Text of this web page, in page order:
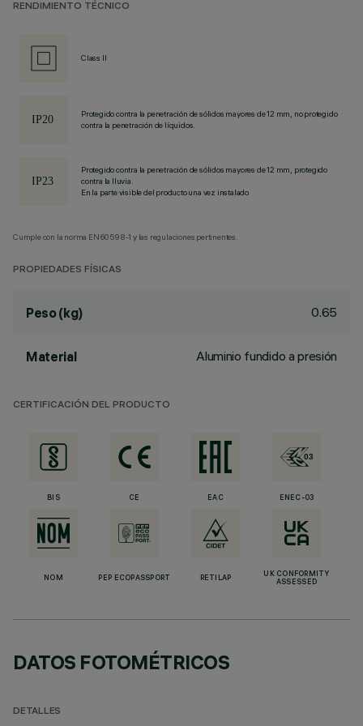
RENDIMIENTO TÉCNICO
Class II
Protegido contra la penetración de sólidos mayores de 12 mm, no protegido
contra la penetración de líquidos.
Protegido contra la penetración de sólidos mayores de 12 mm, protegido
contra la lluvia.
En la parte visible del producto una vez instalado
Cumple con la norma EN60598-1 y las regulaciones pertinentes.
PROPIEDADES FÍSICAS
Peso (kg) 0.65
Material Aluminio fundido a presión
CERTIFICACIÓN DEL PRODUCTO
BIS CE EAC ENEC-03
NOM PEP ECOPASSPORT RETILAP
UK CONFORMITY
ASSESSED
DATOS FOTOMÉTRICOS
DETALLES